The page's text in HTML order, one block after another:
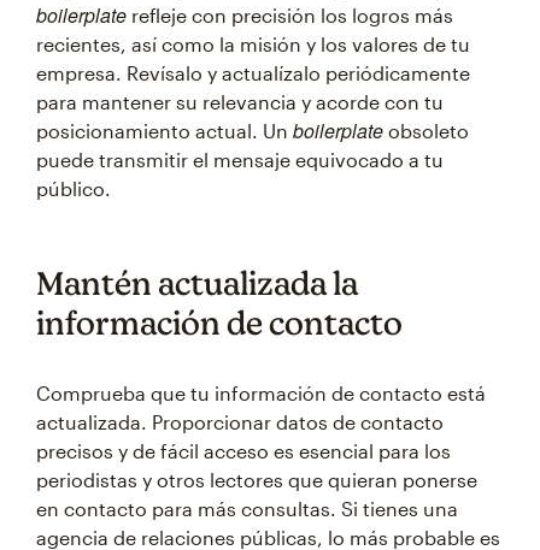
boilerplate refleje con precisión los logros más
recientes, así como la misión y los valores de tu
empresa. Revísalo y actualízalo periódicamente
para mantener su relevancia y acorde con tu
posicionamiento actual. Un boilerplate obsoleto
puede transmitir el mensaje equivocado a tu
público.
Mantén actualizada la
información de contacto
Comprueba que tu información de contacto está
actualizada. Proporcionar datos de contacto
precisos y de fácil acceso es esencial para los
periodistas y otros lectores que quieran ponerse
en contacto para más consultas. Si tienes una
agencia de relaciones públicas, lo más probable es